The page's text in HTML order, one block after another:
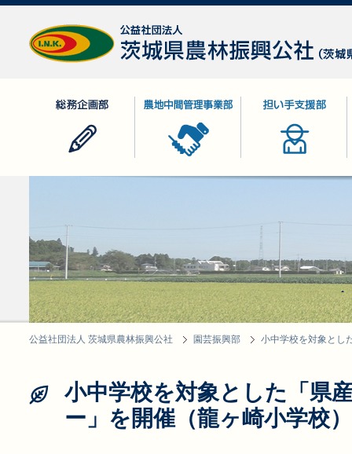
公益社団法人 茨城県農林振興公社 園芸振興部 小中学校を対象とし
小中学校を対象とした「県
ー」を開催（龍ヶ崎小学校）